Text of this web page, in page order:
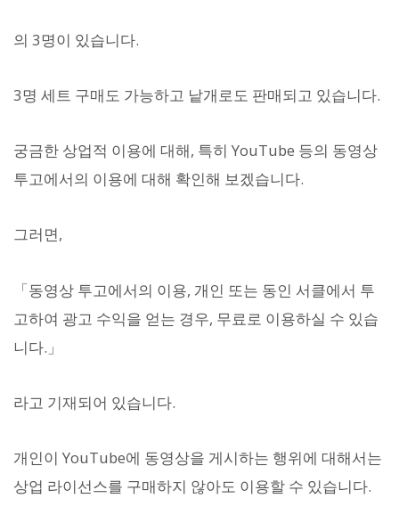
의 3명이 있습니다.
3명 세트 구매도 가능하고 낱개로도 판매되고 있습니다.
궁금한 상업적 이용에 대해, 특히 YouTube 등의 동영상
투고에서의 이용에 대해 확인해 보겠습니다.
그러면,
「동영상 투고에서의 이용, 개인 또는 동인 서클에서 투
고하여 광고 수익을 얻는 경우, 무료로 이용하실 수 있습
니다.」
라고 기재되어 있습니다.
개인이 YouTube에 동영상을 게시하는 행위에 대해서는
상업 라이선스를 구매하지 않아도 이용할 수 있습니다.